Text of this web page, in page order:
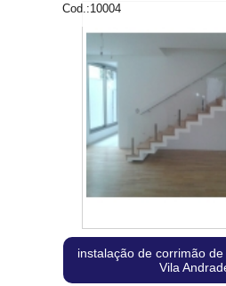
Cod.:10004
instalação de corrimão
Vila